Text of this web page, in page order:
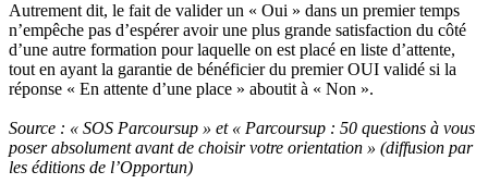
Autrement dit, le fait de valider un « Oui » dans un premier temps
n’empêche pas d’espérer avoir une plus grande satisfaction du côté
d’une autre formation pour laquelle on est placé en liste d’attente,
tout en ayant la garantie de bénéficier du premier OUI validé si la
réponse « En attente d’une place » aboutit à « Non ».
Source : « SOS Parcoursup » et « Parcoursup : 50 questions à vous
poser absolument avant de choisir votre orientation » (diffusion par
les éditions de l’Opportun)